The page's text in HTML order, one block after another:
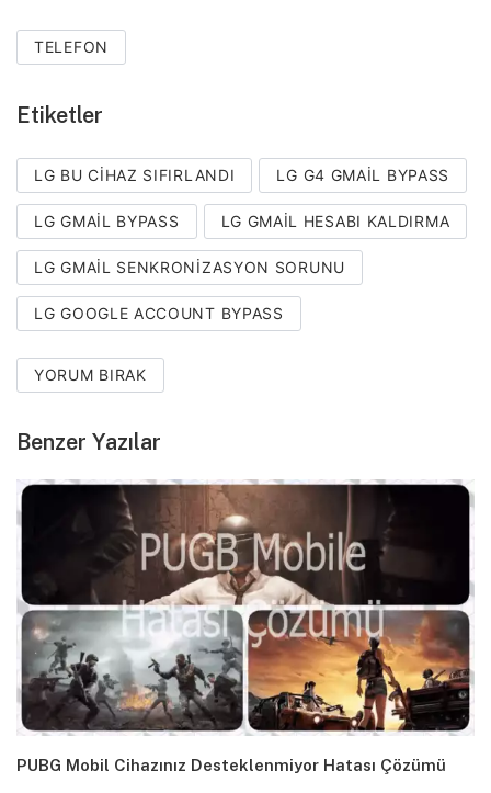
TELEFON
Etiketler
LG BU CIHAZ SIFIRLANDI LG G4 GMAIL BYPASS
LG GMAIL BYPASS LG GMAIL HESABI KALDIRMA
LG GMAIL SENKRONIZASYON SORUNU
LG GOOGLE ACCOUNT BYPASS
YORUM BIRAK
Benzer Yazılar
PUBG Mobil Cihazınız Desteklenmiyor Hatası Çözümü